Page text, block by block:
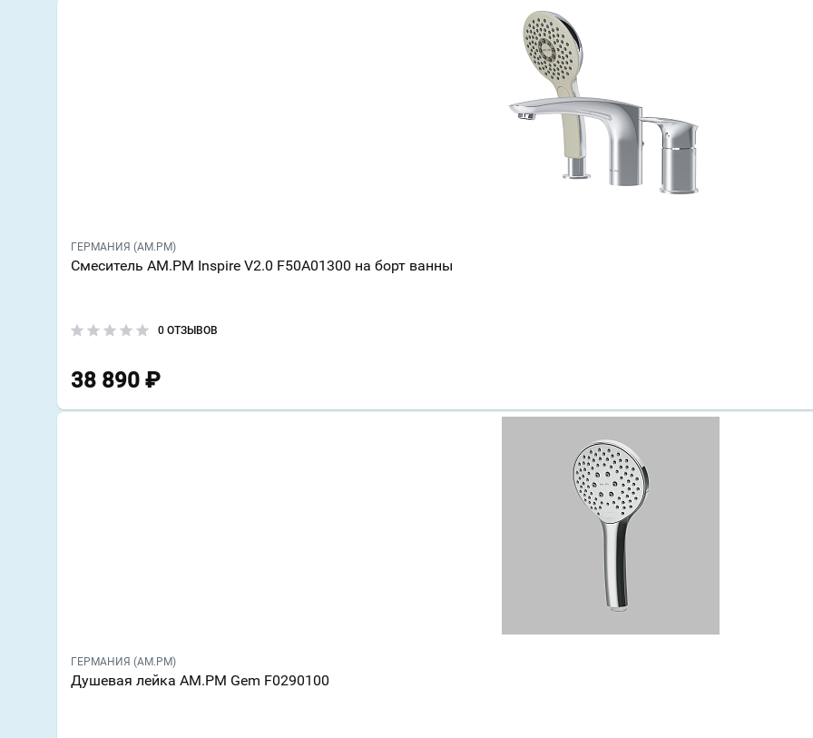
ГЕРМАНИЯ (AM.PM)
Смеситель AM.PM Inspire V2.0 F50A01300 на борт ванны
0 ОТЗЫВОВ
38 890 ₽
ГЕРМАНИЯ (AM.PM)
Душевая лейка AM.PM Gem F0290100